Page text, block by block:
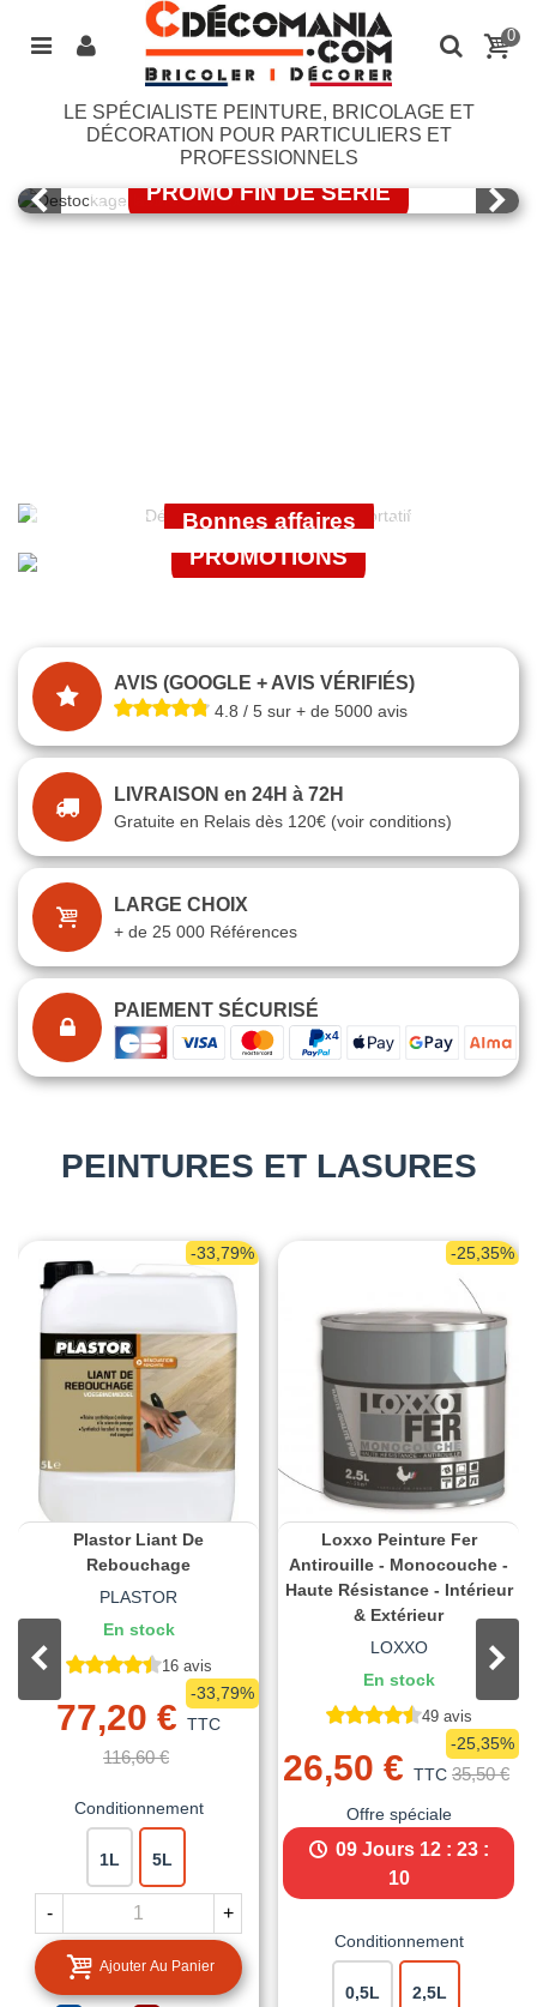
0
LE SPÉCIALISTE PEINTURE, BRICOLAGE ET
DÉCORATION POUR PARTICULIERS ET
PROFESSIONNELS
LASURE BONDEX
PROMO FIN DE SERIE
Bonnes affaires
GUITTET
PROMOTIONS
AVIS (GOOGLE + AVIS VÉRIFIÉS)
4.8 / 5 sur + de 5000 avis
LIVRAISON en 24H à 72H
Gratuite en Relais dès 120€ (voir conditions)
LARGE CHOIX
+ de 25 000 Références
PAIEMENT SÉCURISÉ
PEINTURES ET LASURES
-33,79%
Plastor Liant De
Rebouchage
PLASTOR
En stock
16 avis
77,20 € TTC
116,60 €
-33,79%
Conditionnement
1L 5L
- +
Ajouter Au Panier
-25,35%
Loxxo Peinture Fer
Antirouille - Monocouche -
Haute Résistance - Intérieur
& Extérieur
LOXXO
En stock
49 avis
26,50 € TTC 35,50 €
-25,35%
Offre spéciale
09 Jours 12 : 23 :
09
Conditionnement
0,5L 2,5L